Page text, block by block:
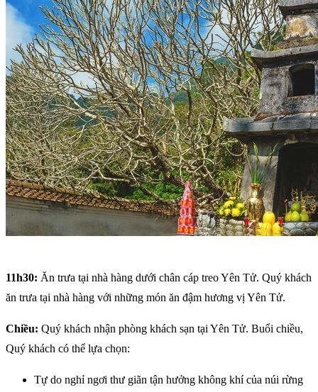
11h30: Ăn trưa tại nhà hàng dưới chân cáp treo Yên Tử. Quý khách
ăn trưa tại nhà hàng với những món ăn đậm hương vị Yên Tử.
Chiều: Quý khách nhận phòng khách sạn tại Yên Tử. Buổi chiều,
Quý khách có thể lựa chọn:
Tự do nghỉ ngơi thư giãn tận hưởng không khí của núi rừng